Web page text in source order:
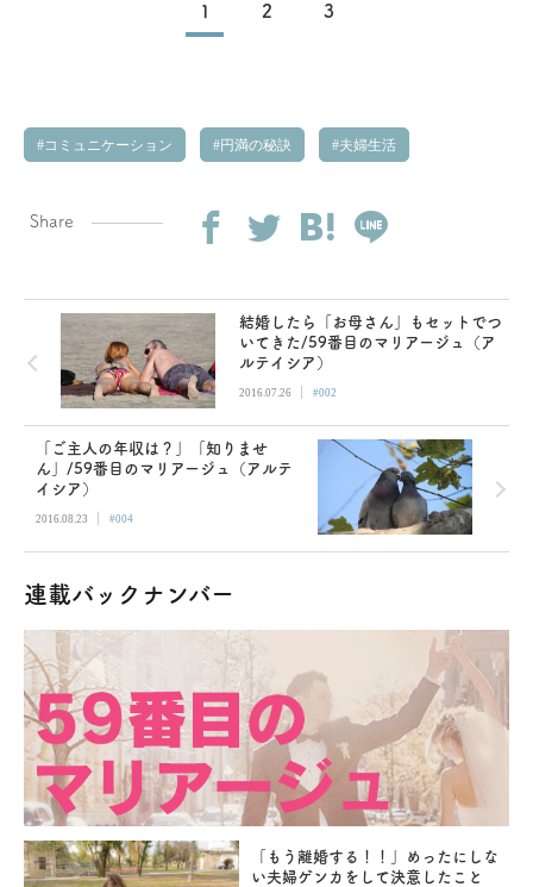
1 2 3
コミュニケーション 円満の秘訣 夫婦生活
Share
結婚したら「お母さん」もセットでつ
いてきた/59番目のマリアージュ（ア
ルテイシア）
2016.07.26 | #002
「ご主人の年収は？」「知りませ
ん」/59番目のマリアージュ（アルテ
イシア）
2016.08.23 | #004
連載バックナンバー
「もう離婚する！！」めったにしな
い夫婦ゲンカをして決意したこと